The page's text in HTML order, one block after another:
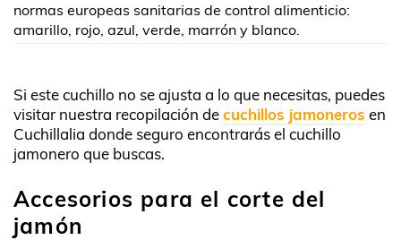
normas europeas sanitarias de control alimenticio:
amarillo, rojo, azul, verde, marrón y blanco.
Si este cuchillo no se ajusta a lo que necesitas, puedes
visitar nuestra recopilación decuchillos jamoneros en
Cuchillalia donde seguro encontrarás el cuchillo
jamonero que buscas.
Accesorios para el corte del
jamón